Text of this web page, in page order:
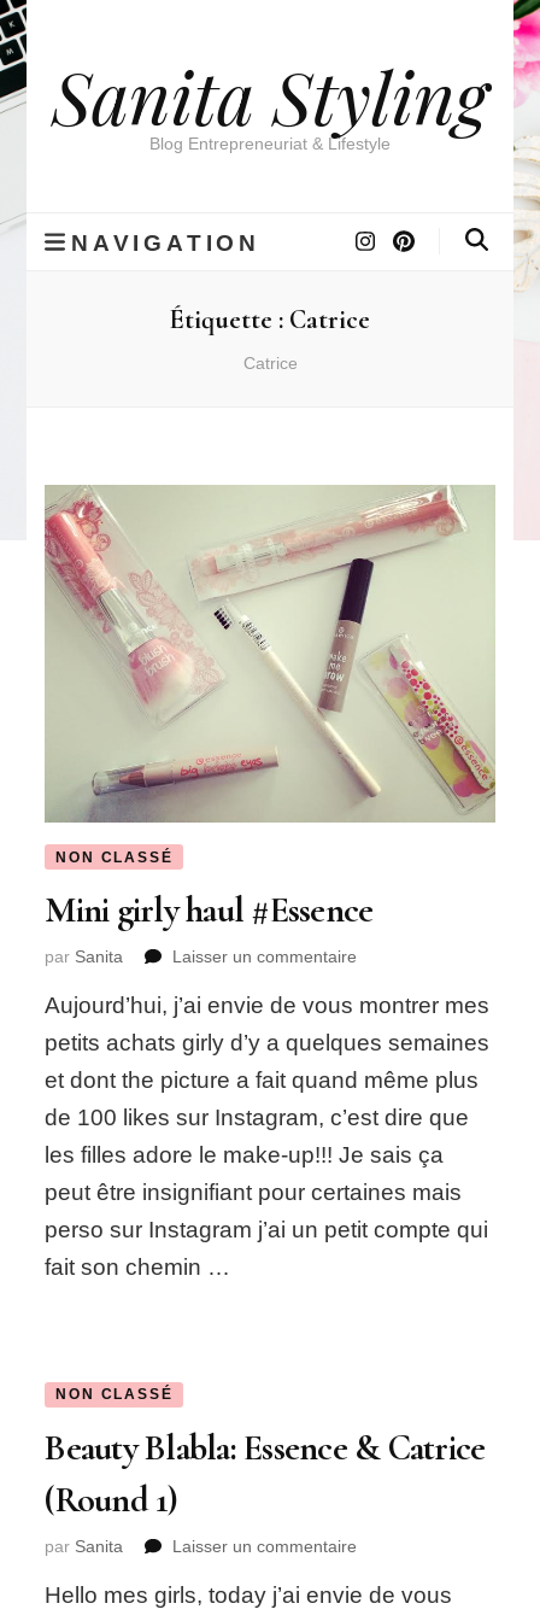
Sanita Styling
Blog Entrepreneuriat & Lifestyle
NAVIGATION
Étiquette : Catrice
Catrice
NON CLASSÉ
Mini girly haul #Essence
par Sanita Laisser un commentaire
girly
#Essence
Aujourd’hui, j’ai envie de vous montrer mes
petits achats girly d’y a quelques semaines
et dont the picture a fait quand même plus
de 100 likes sur Instagram, c’est dire que
les filles adore le make-up!!! Je sais ça
peut être insignifiant pour certaines mais
perso sur Instagram j’ai un petit compte qui
fait son chemin …
NON CLASSÉ
Beauty Blabla: Essence & Catrice
(Round 1)
par Sanita Laisser un commentaire
Blabla:
Hello mes girls, today j’ai envie de vous